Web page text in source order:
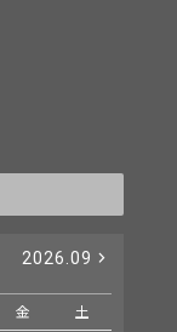
2026.09
金 土